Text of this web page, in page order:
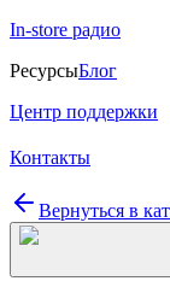
In-store радио
РесурсыБлог
Центр поддержки
Контакты
Вернуться в